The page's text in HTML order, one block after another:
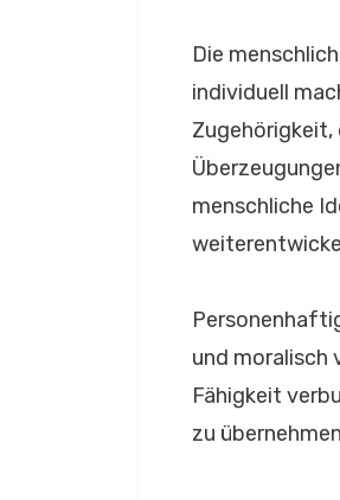
Die
individuell
Zugehörigkeit,
menschliche
und moralisch
Fähigkeit
zu